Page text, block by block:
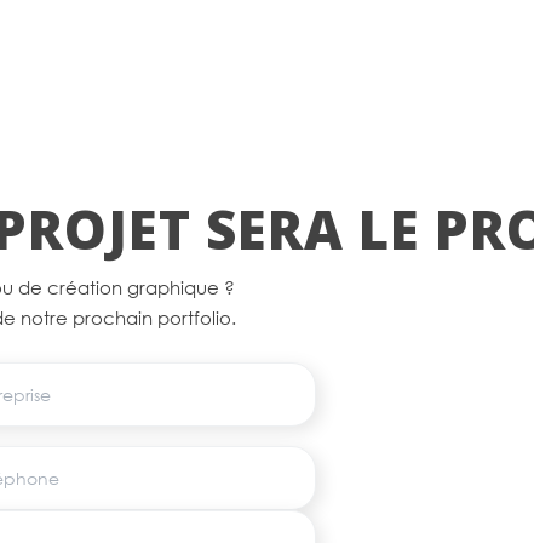
SERA LE
de création graphique ?
notre prochain portfolio.